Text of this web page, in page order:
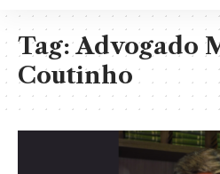
Tag:Advogado
Coutinho